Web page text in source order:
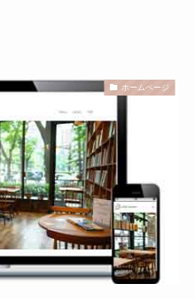
ホームページ